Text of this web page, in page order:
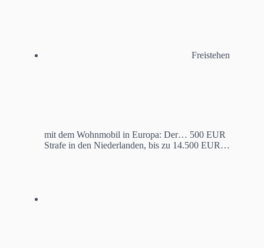
Freistehen
mit dem Wohnmobil in Europa: Der… 500 EUR
Strafe in den Niederlanden, bis zu 14.500 EUR…